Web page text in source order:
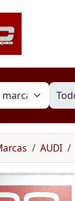
AUDI